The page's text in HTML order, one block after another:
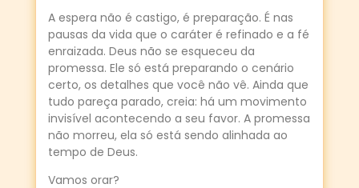
A espera não é castigo, é preparação. É nas
pausas da vida que o caráter é refinado e a fé
enraizada. Deus não se esqueceu da
promessa. Ele só está preparando o cenário
certo, os detalhes que você não vê. Ainda que
tudo pareça parado, creia: há um movimento
invisível acontecendo a seu favor. A promessa
não morreu, ela só está sendo alinhada ao
tempo de Deus.
Vamos orar?